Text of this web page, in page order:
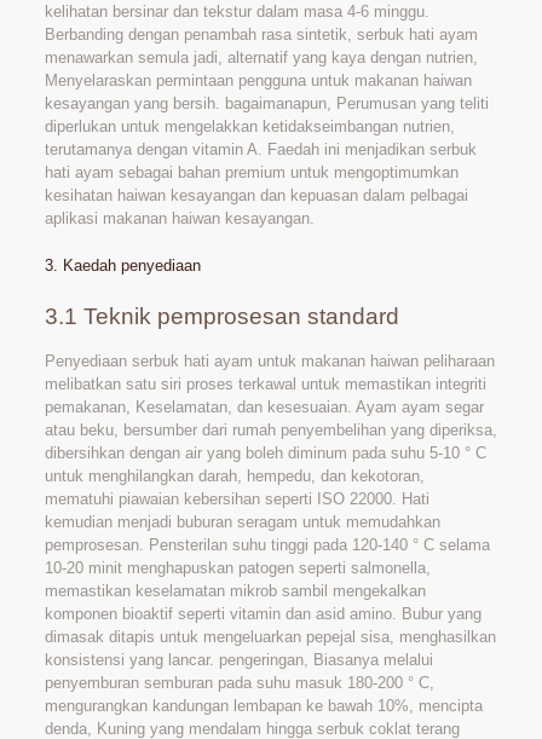
kelihatan bersinar dan tekstur dalam masa 4-6 minggu.
Berbanding dengan penambah rasa sintetik, serbuk hati ayam
menawarkan semula jadi, alternatif yang kaya dengan nutrien,
Menyelaraskan permintaan pengguna untuk makanan haiwan
kesayangan yang bersih. bagaimanapun, Perumusan yang teliti
diperlukan untuk mengelakkan ketidakseimbangan nutrien,
terutamanya dengan vitamin A. Faedah ini menjadikan serbuk
hati ayam sebagai bahan premium untuk mengoptimumkan
kesihatan haiwan kesayangan dan kepuasan dalam pelbagai
aplikasi makanan haiwan kesayangan.
3. Kaedah penyediaan
3.1 Teknik pemprosesan standard
Penyediaan serbuk hati ayam untuk makanan haiwan peliharaan
melibatkan satu siri proses terkawal untuk memastikan integriti
pemakanan, Keselamatan, dan kesesuaian. Ayam ayam segar
atau beku, bersumber dari rumah penyembelihan yang diperiksa,
dibersihkan dengan air yang boleh diminum pada suhu 5-10 ° C
untuk menghilangkan darah, hempedu, dan kekotoran,
mematuhi piawaian kebersihan seperti ISO 22000. Hati
kemudian menjadi buburan seragam untuk memudahkan
pemprosesan. Pensterilan suhu tinggi pada 120-140 ° C selama
10-20 minit menghapuskan patogen seperti salmonella,
memastikan keselamatan mikrob sambil mengekalkan
komponen bioaktif seperti vitamin dan asid amino. Bubur yang
dimasak ditapis untuk mengeluarkan pepejal sisa, menghasilkan
konsistensi yang lancar. pengeringan, Biasanya melalui
penyemburan semburan pada suhu masuk 180-200 ° C,
mengurangkan kandungan lembapan ke bawah 10%, mencipta
denda, Kuning yang mendalam hingga serbuk coklat terang